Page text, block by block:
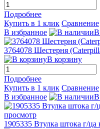
Подробнее
Купить в 1 клик Сравнение
В избранное
В
3764078 Шестерня
В корзину
Подробнее
Купить в 1 клик Сравнение
В избранное
В
просмотр
1905335 Втулка штока г/